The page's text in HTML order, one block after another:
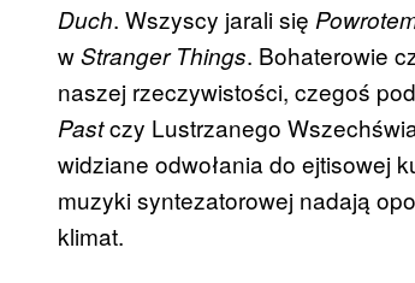
Duch. Wszyscy jarali się
wStranger Things. Bohaterowie
naszej rzeczywistości, czegoś
Pastczy Lustrzanego
widziane odwołania do ejtisowej
muzyki syntezatorowej nadają
klimat.